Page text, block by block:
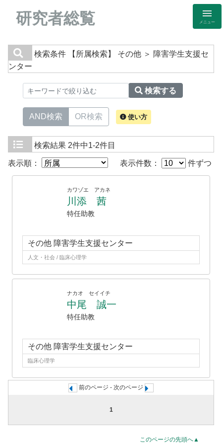
研究者総覧 メニュー
検索条件
【所属検索】 その他 ＞ 障害学生支援セ
ンター
検索する
AND検索 OR検索 使い方
検索結果 2件中1-2件目
表示順： 表示件数： 件ずつ
カワゾエ アカネ
川添 茜
特任助教
その他 障害学生支援センター
人文・社会 / 臨床心理学
ナカオ セイイチ
中尾 誠一
特任助教
その他 障害学生支援センター
臨床心理学
前のページ - 次のページ
1
このページの先頭へ▲